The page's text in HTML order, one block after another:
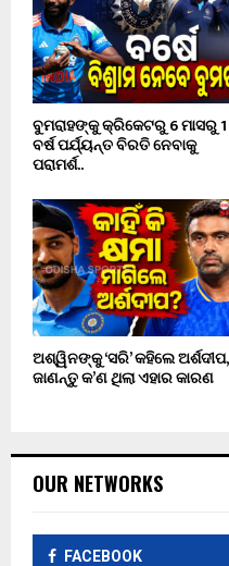
ବୁମରାହଙ୍କୁ କ୍ରିକେଟରୁ 6 ମାସରୁ 1
ବର୍ଷ ପର୍ଯ୍ୟନ୍ତ ବିରତି ନେବାକୁ
ପରାମର୍ଶ..
ଅଶ୍ୱିନଙ୍କୁ ‘ସରି’ କହିଲେ ଅର୍ଶଦୀପ,
ଜାଣନ୍ତୁ କ’ଣ ଥିଲା ଏହାର କାରଣ
OUR NETWORKS
FACEBOOK